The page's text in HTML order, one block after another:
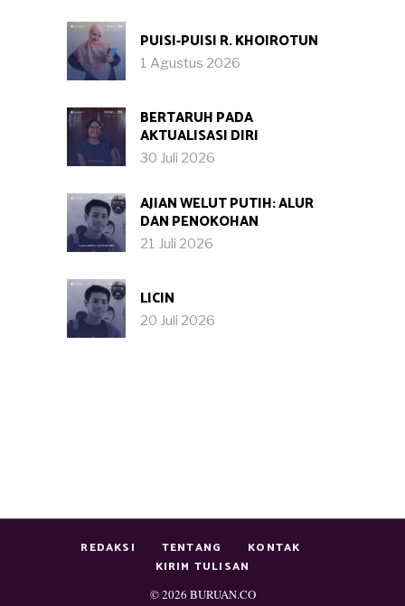
PUISI-PUISI R. KHOIROTUN
1 Agustus 2026
BERTARUH PADA
AKTUALISASI DIRI
30 Juli 2026
AJIAN WELUT PUTIH: ALUR
DAN PENOKOHAN
21 Juli 2026
LICIN
20 Juli 2026
REDAKSI TENTANG
KONTAK
KIRIM TULISAN
© 2026 BURUAN.CO